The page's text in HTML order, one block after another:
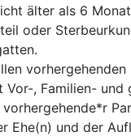
älter als 6
oder
vorhergehenden
Vor-, Familien- und
vorhergehende*r
Ehe(n) und der